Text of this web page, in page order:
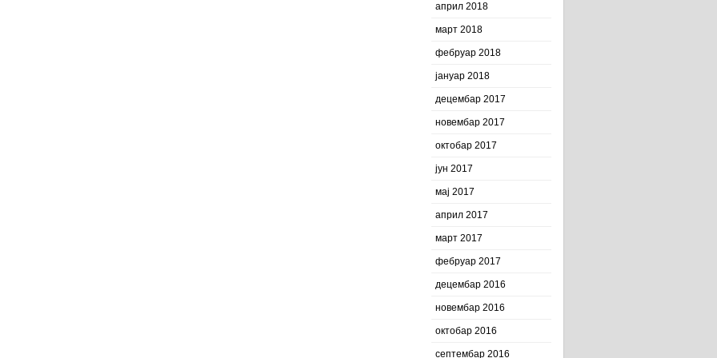
април 2018
март 2018
фебруар 2018
јануар 2018
децембар 2017
новембар 2017
октобар 2017
јун 2017
мај 2017
април 2017
март 2017
фебруар 2017
децембар 2016
новембар 2016
октобар 2016
септембар 2016